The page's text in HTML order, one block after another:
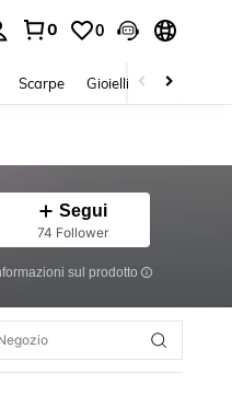
0 0
Scarpe Gioielli E Accessori
Segui
74 Follower
sul prodotto